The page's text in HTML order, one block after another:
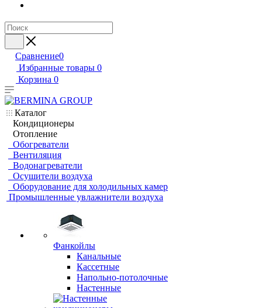
Сравнение0
Избранные товары 0
Корзина 0
Каталог
Кондиционеры
Отопление
Обогреватели
Вентиляция
Водонагреватели
Осушители воздуха
Оборудование для холодильных камер
Промышленные увлажнители воздуха
Фанкойлы
Канальные
Кассетные
Напольно-потолочные
Настенные